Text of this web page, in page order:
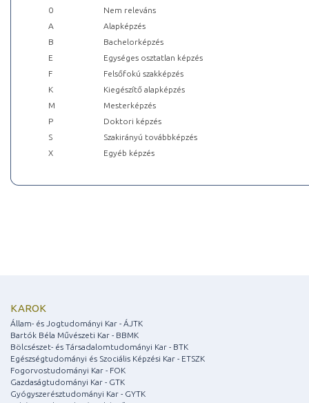
0
Nem releváns
A
Alapképzés
B
Bachelorképzés
E
Egységes osztatlan képzés
F
Felsőfokú szakképzés
K
Kiegészítő alapképzés
M
Mesterképzés
P
Doktori képzés
S
Szakirányú továbbképzés
X
Egyéb képzés
KAROK
Állam- és Jogtudományi Kar - ÁJTK
Bartók Béla Művészeti Kar - BBMK
Bölcsészet- és Társadalomtudományi Kar - BTK
Egészségtudományi és Szociális Képzési Kar - ETSZK
Fogorvostudományi Kar - FOK
Gazdaságtudományi Kar - GTK
Gyógyszerésztudományi Kar - GYTK